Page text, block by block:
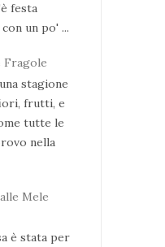
festa
un po' ...
Fragole
stagione
frutti, e
tutte le
nella
Mele
è stata per